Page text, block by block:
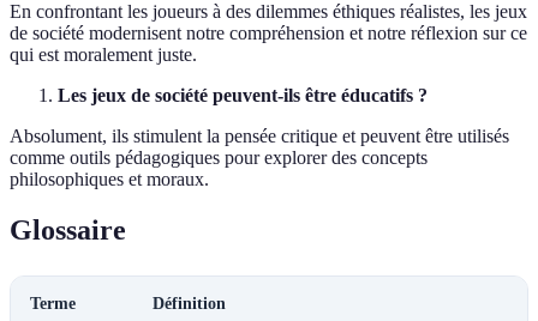
En confrontant les joueurs à des dilemmes éthiques réalistes, les jeux
de société modernisent notre compréhension et notre réflexion sur ce
qui est moralement juste.
Les jeux de société peuvent-ils être éducatifs ?
Absolument, ils stimulent la pensée critique et peuvent être utilisés
comme outils pédagogiques pour explorer des concepts
philosophiques et moraux.
Glossaire
Terme Définition